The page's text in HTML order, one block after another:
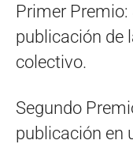
Primer
publicación de
colectivo.
Segundo
publicación en